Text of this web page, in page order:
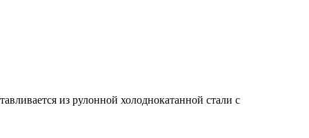
из рулонной холоднокатанной стали с